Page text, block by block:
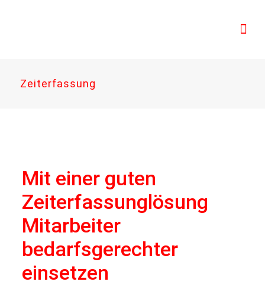
Zeiterfassung
Mit einer guten
Zeiterfassunglösung
Mitarbeiter
bedarfsgerechter
einsetzen